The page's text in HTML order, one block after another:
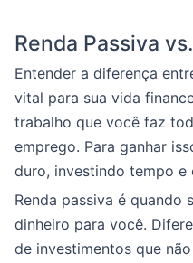
Renda Passiva
Entender a diferença
vital para sua vida
trabalho que você faz
emprego. Para ganhar
duro, investindo tempo e
Renda passiva é quando
dinheiro para você.
de investimentos que